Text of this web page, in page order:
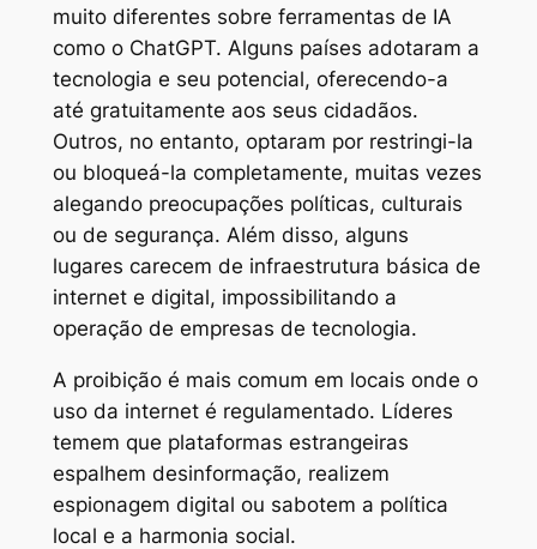
muito diferentes sobre ferramentas de IA
como o ChatGPT. Alguns países adotaram a
tecnologia e seu potencial, oferecendo-a
até gratuitamente aos seus cidadãos.
Outros, no entanto, optaram por restringi-la
ou bloqueá-la completamente, muitas vezes
alegando preocupações políticas, culturais
ou de segurança. Além disso, alguns
lugares carecem de infraestrutura básica de
internet e digital, impossibilitando a
operação de empresas de tecnologia.
A proibição é mais comum em locais onde o
uso da internet é regulamentado. Líderes
temem que plataformas estrangeiras
espalhem desinformação, realizem
espionagem digital ou sabotem a política
local e a harmonia social.